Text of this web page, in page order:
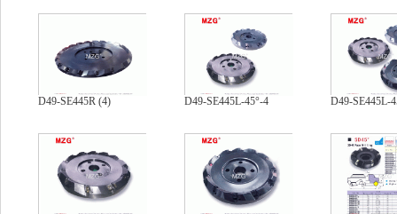
D49-SE445R (4) D49-SE445L-45°-4 D49-SE445L-